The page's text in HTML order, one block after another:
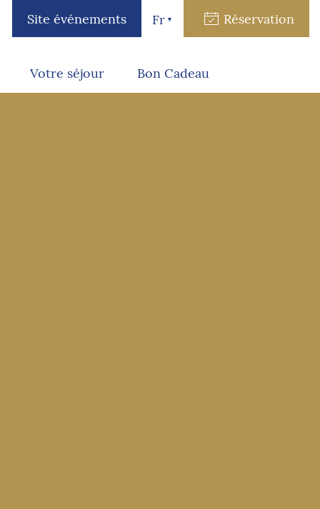
Site événements Réservation
Fr
Votre séjour Bon Cadeau